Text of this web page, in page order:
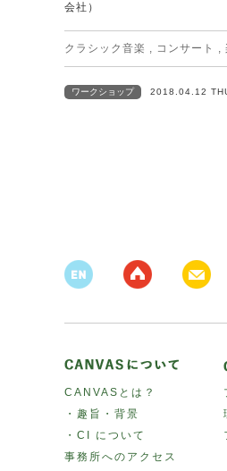
会社）
クラシック音楽 , コンサート ,
ワークショップ 2018.04.12
CANVASとは？
・趣旨・背景
・CI について
事務所へのアクセス